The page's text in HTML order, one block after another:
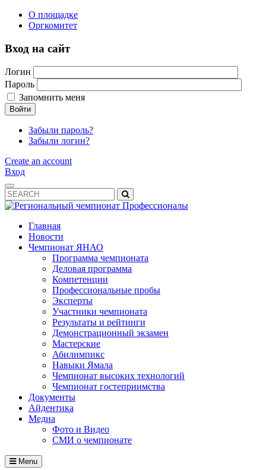
О площадке
Оргкомитет
Вход на сайт
Логин
Пароль
Запомнить меня
Войти
Забыли пароль?
Забыли логин?
Create an account
Вход
Главная
Новости
Чемпионат ЯНАО
Программа чемпионата
Деловая программа
Компетенции
Профессиональные пробы
Эксперты
Участники чемпионата
Результаты и рейтинги
Демонстрационный экзамен
Мастерские
Абилимпикс
Навыки Ямала
Чемпионат высоких технологий
Чемпионат гостеприимства
Документы
Айдентика
Медиа
Фото и Видео
СМИ о чемпионате
Menu